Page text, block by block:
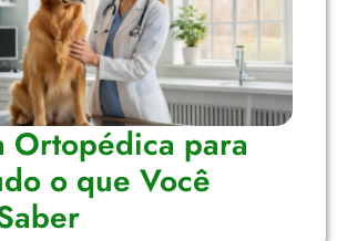
Ortopédica para
o que Você